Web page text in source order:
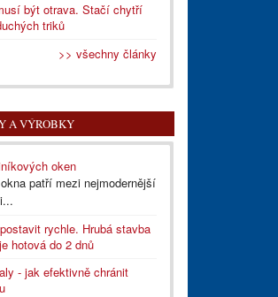
být otrava. Stačí chytří
triků
>> všechny články
A VÝROBKY
oken
patří mezi nejmodernější
rychle. Hrubá stavba
hotová do 2 dnů
- jak efektivně chránit